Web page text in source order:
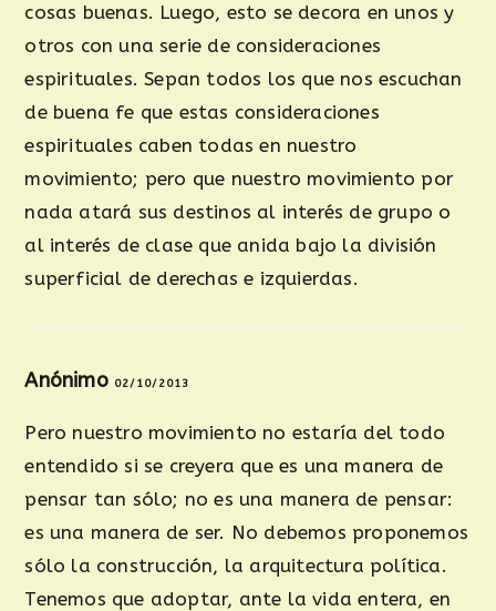
cosas buenas. Luego, esto se decora en unos y
otros con una serie de consideraciones
espirituales. Sepan todos los que nos escuchan
de buena fe que estas consideraciones
espirituales caben todas en nuestro
movimiento; pero que nuestro movimiento por
nada atará sus destinos al interés de grupo o
al interés de clase que anida bajo la división
superficial de derechas e izquierdas.
Anónimo 02/10/2013
Pero nuestro movimiento no estaría del todo
entendido si se creyera que es una manera de
pensar tan sólo; no es una manera de pensar:
es una manera de ser. No debemos proponemos
sólo la construcción, la arquitectura política.
Tenemos que adoptar, ante la vida entera, en